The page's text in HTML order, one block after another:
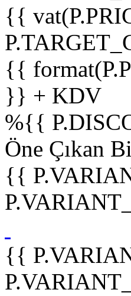
{{
{{
}} + KDV
%{{
Öne Çıkan
{{
{{